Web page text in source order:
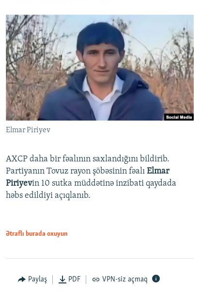
Elmar Piriyev
AXCP daha bir fəalının saxlandığını bildirib.
Partiyanın Tovuz rayon şöbəsinin fəalı Elmar
Piriyevin 10 sutka müddətinə inzibati qaydada
həbs edildiyi açıqlanıb.
Ətraflı burada oxuyun
Paylaş PDF VPN-siz açmaq